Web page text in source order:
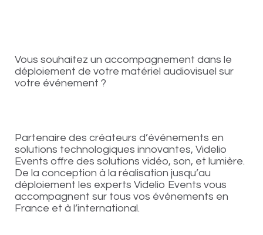
Vous souhaitez un accompagnement dans le
déploiement de votre matériel audiovisuel sur
votre événement ?
Partenaire des créateurs d’événements en
solutions technologiques innovantes, Videlio
Events offre des solutions vidéo, son, et lumière.
De la conception à la réalisation jusqu’au
déploiement les experts Videlio Events vous
accompagnent sur tous vos événements en
France et à l’international.